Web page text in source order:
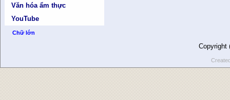
Văn hóa ẩm thực
YouTube
Chữ lớn
Copyright